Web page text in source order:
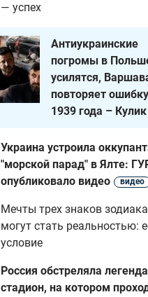
— успех
Антиукраинские
погромы в
усилятся,
повторяет ошибку
1939 года – Кулик
Украина устроила
"морской парад" в Ялте:
опубликовало видео
видео
Мечты трех знаков
могут стать реальностью:
условие
Россия обстреляла
стадион, на котором